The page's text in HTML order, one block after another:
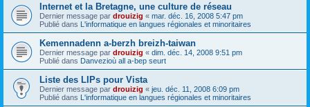
Internet et la Bretagne, une culture de réseau
Dernier message par drouizig « mar. déc. 16, 2008 5:47 pm
Publié dans L'informatique en langues régionales et minoritaires
Kemennadenn a-berzh breizh-taiwan
Dernier message par drouizig « dim. déc. 14, 2008 9:51 pm
Publié dans Danvezioù all a-bep seurt
Liste des LIPs pour Vista
Dernier message par drouizig « jeu. déc. 11, 2008 6:09 pm
Publié dans L'informatique en langues régionales et minoritaires